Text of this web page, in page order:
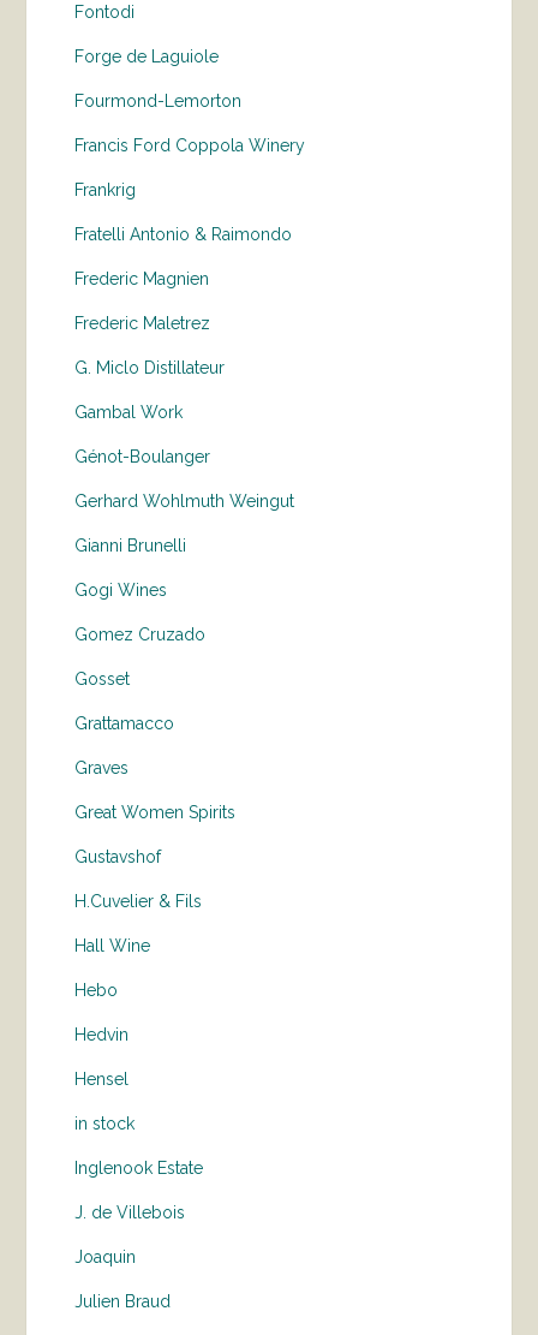
Fontodi
Forge de Laguiole
Fourmond-Lemorton
Francis Ford Coppola Winery
Frankrig
Fratelli Antonio & Raimondo
Frederic Magnien
Frederic Maletrez
G. Miclo Distillateur
Gambal Work
Génot-Boulanger
Gerhard Wohlmuth Weingut
Gianni Brunelli
Gogi Wines
Gomez Cruzado
Gosset
Grattamacco
Graves
Great Women Spirits
Gustavshof
H.Cuvelier & Fils
Hall Wine
Hebo
Hedvin
Hensel
in stock
Inglenook Estate
J. de Villebois
Joaquin
Julien Braud